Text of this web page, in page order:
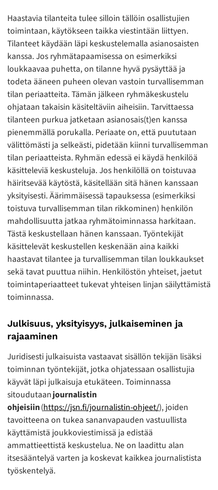
Haastavia tilanteita tulee silloin tällöin osallistujien
toimintaan, käytökseen taikka viestintään liittyen.
Tilanteet käydään läpi keskustelemalla asianosaisten
kanssa. Jos ryhmätapaamisessa on esimerkiksi
loukkaavaa puhetta, on tilanne hyvä pysäyttää ja
todeta ääneen puheen olevan vastoin turvallisemman
tilan periaatteita. Tämän jälkeen ryhmäkeskustelu
ohjataan takaisin käsiteltäviin aiheisiin. Tarvittaessa
tilanteen purkua jatketaan asianosais(t)en kanssa
pienemmällä porukalla. Periaate on, että puututaan
välittömästi ja selkeästi, pidetään kiinni turvallisemman
tilan periaatteista. Ryhmän edessä ei käydä henkilöä
käsitteleviä keskusteluja. Jos henkilöllä on toistuvaa
häiritsevää käytöstä, käsitellään sitä hänen kanssaan
yksityisesti. Äärimmäisessä tapauksessa (esimerkiksi
toistuva turvallisemman tilan rikkominen) henkilön
mahdollisuutta jatkaa ryhmätoiminnassa harkitaan.
Tästä keskustellaan hänen kanssaan. Työntekijät
käsittelevät keskustellen keskenään aina kaikki
haastavat tilantee ja turvallisemman tilan loukkaukset
sekä tavat puuttua niihin. Henkilöstön yhteiset, jaetut
toimintaperiaatteet tukevat yhteisen linjan säilyttämistä
toiminnassa.
Julkisuus, yksityisyys, julkaiseminen ja
rajaaminen
Juridisesti julkaisuista vastaavat sisällön tekijän lisäksi
toiminnan työntekijät, jotka ohjatessaan osallistujia
käyvät läpi julkaisuja etukäteen. Toiminnassa
sitoudutaanjournalistin
ohjeisiin(https://jsn.fi/journalistin-ohjeet/), joiden
tavoitteena on tukea sananvapauden vastuullista
käyttämistä joukkoviestimissä ja edistää
ammattieettistä keskustelua. Ne on laadittu alan
itsesääntelyä varten ja koskevat kaikkea journalistista
työskentelyä.